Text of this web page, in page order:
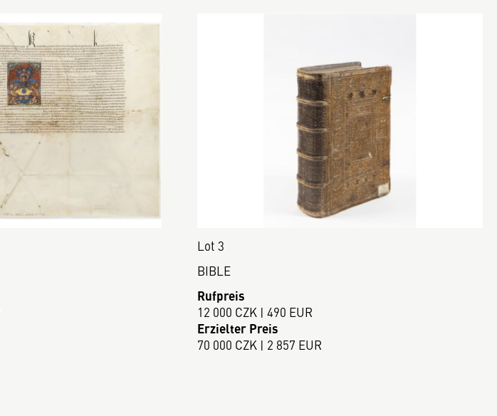
Lot 3
BIBLE
Rufpreis
12 000 CZK | 490 EUR
Erzielter Preis
70 000 CZK | 2 857 EUR